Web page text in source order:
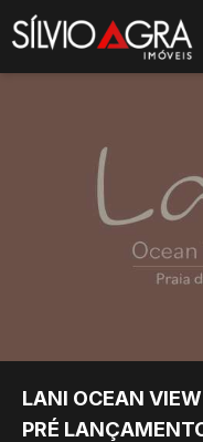
main menu
LANI OCEAN VIEW
PRÉ